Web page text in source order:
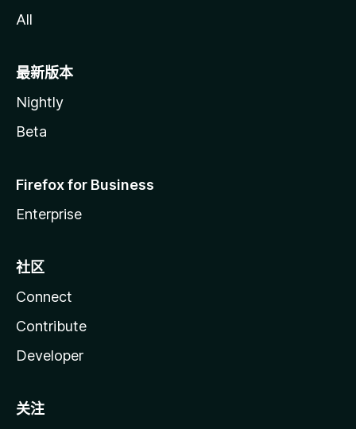
All
最新版本
Nightly
Beta
Firefox for Business
Enterprise
社区
Connect
Contribute
Developer
关注